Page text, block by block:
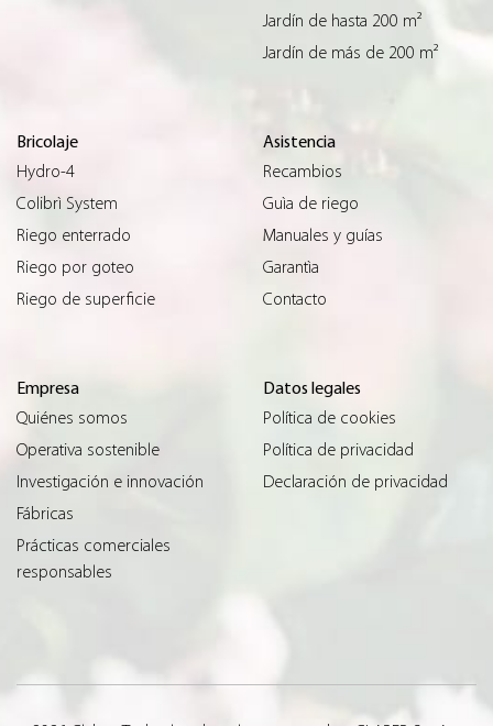
Jardín de hasta 200 m²
Jardín de más de 200 m²
Bricolaje
Hydro-4
Colibrì System
Riego enterrado
Riego por goteo
Riego de superficie
Asistencia
Recambios
Guìa de riego
Manuales y guías
Garantìa
Contacto
Empresa
Quiénes somos
Operativa sostenible
Investigación e innovación
Fábricas
Prácticas comerciales
responsables
Datos legales
Política de cookies
Política de privacidad
Declaración de privacidad